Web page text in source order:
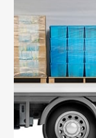
Газель (1,5
от
- Экономный
другой
дешевле.